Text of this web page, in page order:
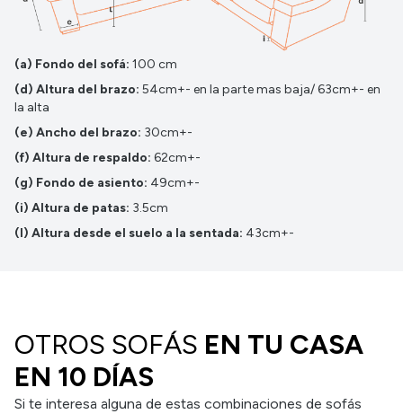
(a) Fondo del sofá: 100 cm
(d) Altura del brazo: 54cm+- en la parte mas baja/ 63cm+- en
la alta
(e) Ancho del brazo: 30cm+-
(f) Altura de respaldo: 62cm+-
(g) Fondo de asiento: 49cm+-
(i) Altura de patas: 3.5cm
(l) Altura desde el suelo a la sentada: 43cm+-
OTROS SOFÁS EN TU CASA
EN 10 DÍAS
Si te interesa alguna de estas combinaciones de sofás